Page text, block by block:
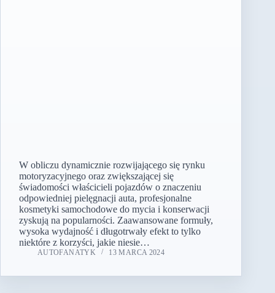
W obliczu dynamicznie rozwijającego się rynku
motoryzacyjnego oraz zwiększającej się
świadomości właścicieli pojazdów o znaczeniu
odpowiedniej pielęgnacji auta, profesjonalne
kosmetyki samochodowe do mycia i konserwacji
zyskują na popularności. Zaawansowane formuły,
wysoka wydajność i długotrwały efekt to tylko
niektóre z korzyści, jakie niesie…
AUTOFANATYK 13 MARCA 2024